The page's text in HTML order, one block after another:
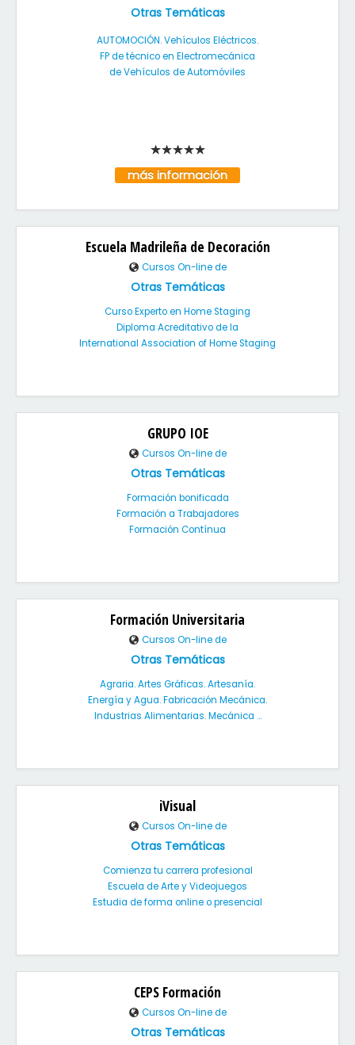
Otras Temáticas
AUTOMOCIÓN. Vehículos Eléctricos.
FP de técnico en Electromecánica
de Vehículos de Automóviles
más información
Escuela Madrileña de Decoración
Cursos On-line de
Otras Temáticas
Curso Experto en Home Staging
Diploma Acreditativo de la
International Association of Home Staging
GRUPO IOE
Cursos On-line de
Otras Temáticas
Formación bonificada
Formación a Trabajadores
Formación Contínua
Formación Universitaria
Cursos On-line de
Otras Temáticas
Agraria. Artes Gráficas. Artesanía.
Energía y Agua. Fabricación Mecánica.
Industrias Alimentarias. Mecánica ...
iVisual
Cursos On-line de
Otras Temáticas
Comienza tu carrera profesional
Escuela de Arte y Videojuegos
Estudia de forma online o presencial
CEPS Formación
Cursos On-line de
Otras Temáticas